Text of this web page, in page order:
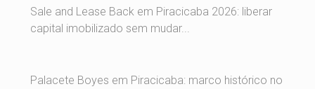
Sale and Lease Back em Piracicaba 2026: liberar
capital imobilizado sem mudar...
Palacete Boyes em Piracicaba: marco histórico no